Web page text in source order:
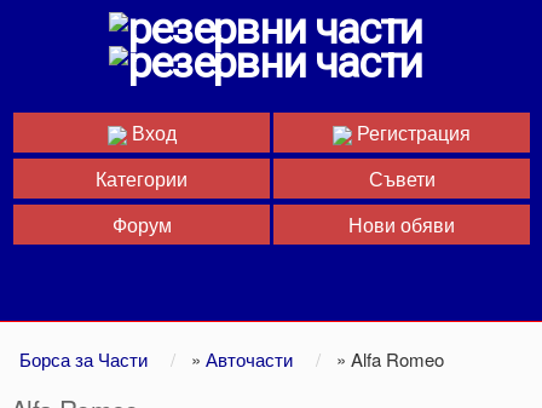
Вход
Регистрация
Категории
Съвети
Форум
Нови обяви
Борса за Части » Авточасти » Alfa Romeo